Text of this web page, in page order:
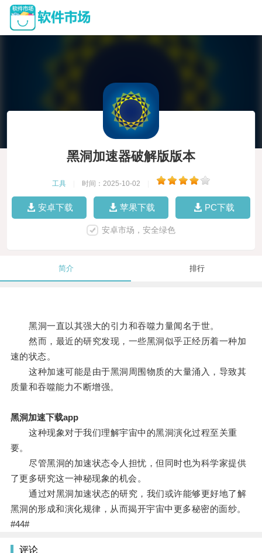
黑洞加速器破解版版本
工具 时间：2025-10-02
安卓下载 苹果下载 PC下载
安卓市场，安全绿色
简介 排行
黑洞一直以其强大的引力和吞噬力量闻名于世。
然而，最近的研究发现，一些黑洞似乎正经历着一种加
速的状态。
这种加速可能是由于黑洞周围物质的大量涌入，导致其
质量和吞噬能力不断增强。
黑洞加速下载app
这种现象对于我们理解宇宙中的黑洞演化过程至关重
要。
尽管黑洞的加速状态令人担忧，但同时也为科学家提供
了更多研究这一神秘现象的机会。
通过对黑洞加速状态的研究，我们或许能够更好地了解
黑洞的形成和演化规律，从而揭开宇宙中更多秘密的面纱。
#44#
评论